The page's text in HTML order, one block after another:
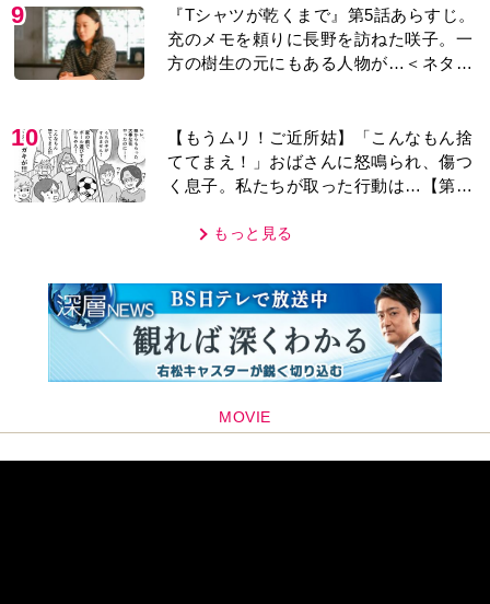
9
『Tシャツが乾くまで』第5話あらすじ。
充のメモを頼りに長野を訪ねた咲子。一
方の樹生の元にもある人物が…＜ネタバ
10
【もうムリ！ご近所姑】「こんなもん捨
ててまえ！」おばさんに怒鳴られ、傷つ
く息子。私たちが取った行動は…【第3
もっと見る
MOVIE